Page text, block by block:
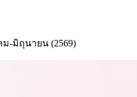
ม-มิถุนายน (2569)